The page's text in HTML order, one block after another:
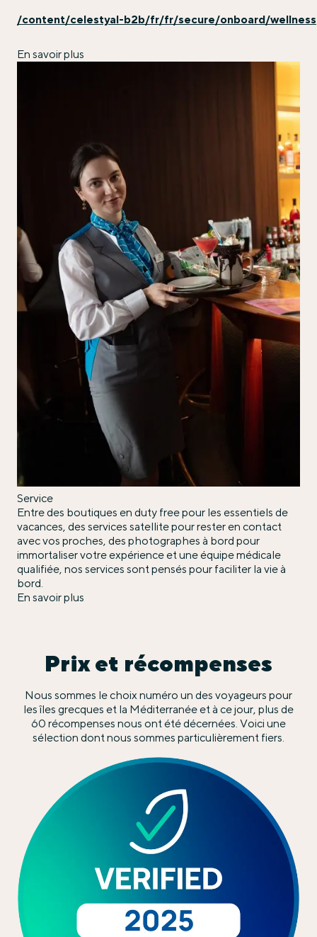
/content/celestyal-b2b/fr/fr/secure/onboard/wellness
En savoir plus
Service
Entre des boutiques en duty free pour les essentiels de
vacances, des services satellite pour rester en contact
avec vos proches, des photographes à bord pour
immortaliser votre expérience et une équipe médicale
qualifiée, nos services sont pensés pour faciliter la vie à
bord.
En savoir plus
Prix et récompenses
Nous sommes le choix numéro un des voyageurs pour
les îles grecques et la Méditerranée et à ce jour, plus de
60 récompenses nous ont été décernées. Voici une
sélection dont nous sommes particulièrement fiers.